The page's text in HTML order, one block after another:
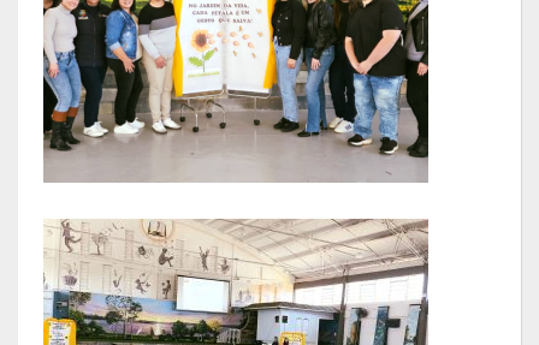
Regulamentos
Editais
Planos
Termos de Compromisso
LRF